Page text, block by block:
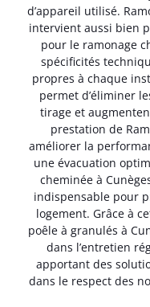
d’appareil utilisé.
intervient aussi bien
pour le ramonage
spécificités
propres à chaque
permet d’éliminer
tirage et
prestation de
améliorer la
une évacuation
cheminée à
indispensable pour
logement. Grâce à
poêle à granulés à
dans l’entretien
apportant des
dans le respect des